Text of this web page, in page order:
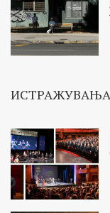
ИСТРАЖУВАЊА